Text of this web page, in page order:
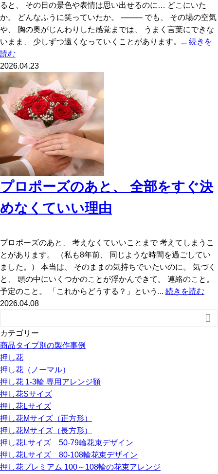
ると、 その日の景色や表情は思い出せるのに… どこにいた
か。 どんなふうに笑っていたか。 ⸻ でも、 その場の空気
や、 胸の奥がじんわりした感覚までは、 うまく言葉にできな
いまま、 少しずつ遠くなっていくことがあります。... 続きを
読む
2026.04.23
プロポーズのあと、 全部をすぐ決
めなくていい理由
プロポーズのあと、 考えなくていいことまで 考えてしまうこ
とがあります。 （私も8年前、 同じような時間を過ごしてい
ました。） 本当は、 そのままの気持ちでいたいのに。 気づく
と、 頭の中にいくつかのことが浮かんできて。 連絡のこと。
予定のこと。 「これからどうする？」という... 続きを読む
2026.04.08

カテゴリー
商品タイプ別の製作事例
押し花
押し花（ノーマル）
押し花 1-3輪 専用アレンジ額
押し花Sサイズ
押し花Lサイズ
押し花Mサイズ（正方形）
押し花Mサイズ（長方形）
押し花Lサイズ 50-79輪花束デザイン
押し花Lサイズ 80-108輪花束デザイン
押し花プレミアム 100～108輪の花束アレンジ